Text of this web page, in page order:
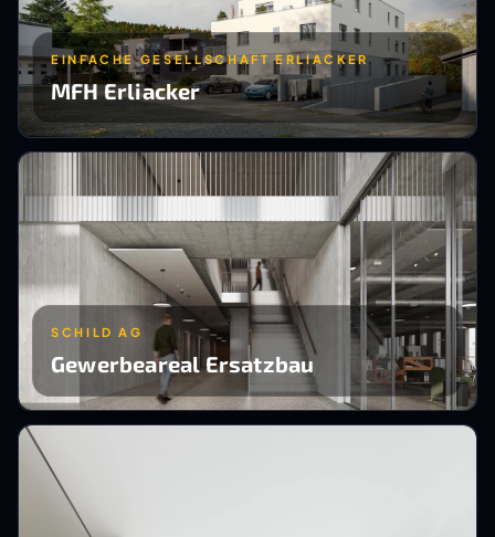
EINFACHE GESELLSCHAFT ERLIACKER
MFH Erliacker
SCHILD AG
Gewerbeareal Ersatzbau